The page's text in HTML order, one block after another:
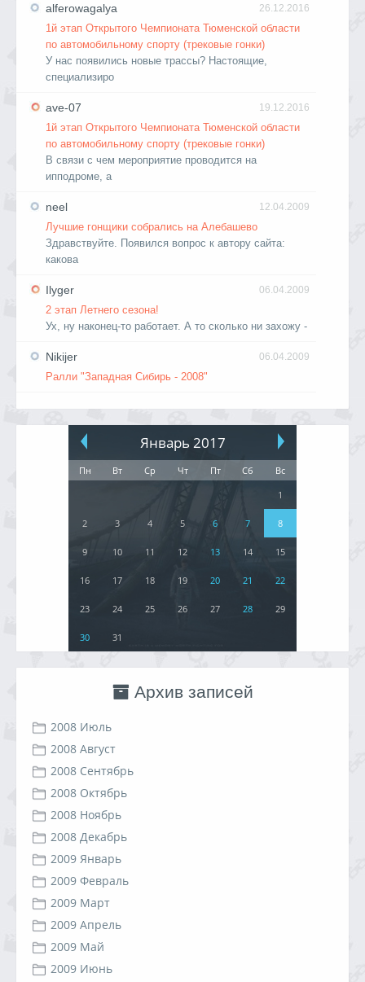
26.12.2016
alferowagalya
1й этап Открытого Чемпионата Тюменской области
по автомобильному спорту (трековые гонки)
У нас появились новые трассы? Настоящие,
специализиро
19.12.2016
ave-07
1й этап Открытого Чемпионата Тюменской области
по автомобильному спорту (трековые гонки)
В связи с чем мероприятие проводится на
ипподроме, а
12.04.2009
neel
Лучшие гонщики собрались на Алебашево
Здравствуйте. Появился вопрос к автору сайта:
какова
06.04.2009
Ilyger
2 этап Летнего сезона!
Ух, ну наконец-то работает. А то сколько ни захожу -
06.04.2009
Nikijer
Ралли "Западная Сибирь - 2008"
Январь 2017
Пн Вт Ср Чт Пт Сб
Вс
1
2 3 4 5 6 7 8
9 10 11 12 13 14 15
16 17 18 19 20 21 22
23 24 25 26 27 28 29
30 31
Архив записей
2008 Июль
2008 Август
2008 Сентябрь
2008 Октябрь
2008 Ноябрь
2008 Декабрь
2009 Январь
2009 Февраль
2009 Март
2009 Апрель
2009 Май
2009 Июнь